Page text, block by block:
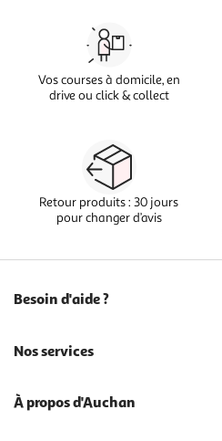
Vos courses à domicile, en
drive ou click & collect
Retour produits : 30 jours
pour changer d’avis
Besoin d'aide ?
Nos services
À propos d'Auchan